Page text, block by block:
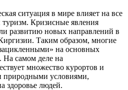
ситуация в мире влияет на все
туризм. Кризисные явления
развитию новых направлений в
Таким образом, многие
на основных
На самом деле на
множество курортов и
природными условиями,
здоровье людей.